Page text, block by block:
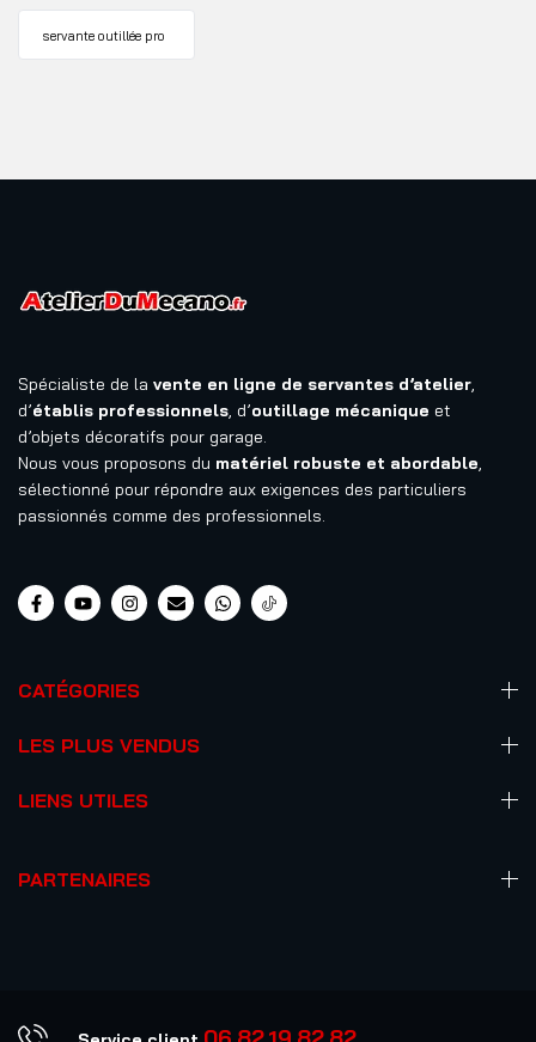
servante outillée pro
Spécialiste de la vente en ligne de servantes d’atelier,
d’établis professionnels, d’outillage mécanique et
d’objets décoratifs pour garage.
Nous vous proposons du matériel robuste et abordable,
sélectionné pour répondre aux exigences des particuliers
passionnés comme des professionnels.
CATÉGORIES
LES PLUS VENDUS
LIENS UTILES
PARTENAIRES